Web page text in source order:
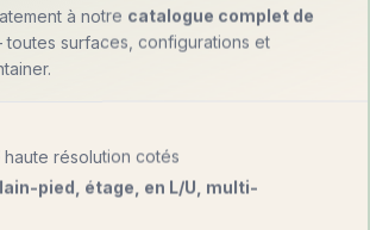
surélévations.
à notre catalogue complet de
surfaces, configurations et
haute résolution cotés
pied, étage, en L/U, multi-